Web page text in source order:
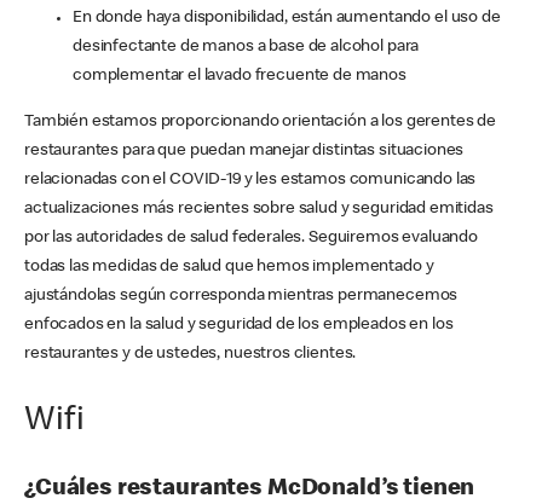
En donde haya disponibilidad, están aumentando el uso de
desinfectante de manos a base de alcohol para
complementar el lavado frecuente de manos
También estamos proporcionando orientación a los gerentes de
restaurantes para que puedan manejar distintas situaciones
relacionadas con el COVID-19 y les estamos comunicando las
actualizaciones más recientes sobre salud y seguridad emitidas
por las autoridades de salud federales. Seguiremos evaluando
todas las medidas de salud que hemos implementado y
ajustándolas según corresponda mientras permanecemos
enfocados en la salud y seguridad de los empleados en los
restaurantes y de ustedes, nuestros clientes.
Wifi
¿Cuáles restaurantes McDonald’s tienen